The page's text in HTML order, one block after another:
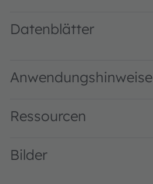
Datenblätter
Anwendungshinweise
Ressourcen
Bilder